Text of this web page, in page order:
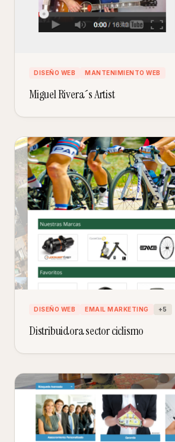
DISEÑO WEB MANTENIMIENTO WEB
Miguel Rivera´s Artist
DISEÑO WEB EMAIL MARKETING +5
Distribuidora sector ciclismo